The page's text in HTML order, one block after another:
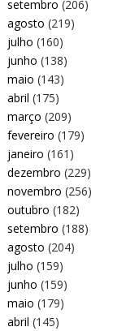
setembro (206)
agosto (219)
julho (160)
junho (138)
maio (143)
abril (175)
março (209)
fevereiro (179)
janeiro (161)
dezembro (229)
novembro (256)
outubro (182)
setembro (188)
agosto (204)
julho (159)
junho (159)
maio (179)
abril (145)